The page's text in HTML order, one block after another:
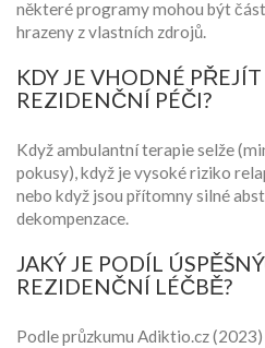
některé programy mohou být
hrazeny z vlastních zdrojů.
KDY JE VHODNÉ
REZIDENČNÍ PÉČI?
Když ambulantní terapie selže
pokusy), když je vysoké riziko
nebo když jsou přítomny silné
dekompenzace.
JAKÝ JE PODÍL
REZIDENČNÍ LÉČBĚ?
Podle průzkumu Adiktio.cz